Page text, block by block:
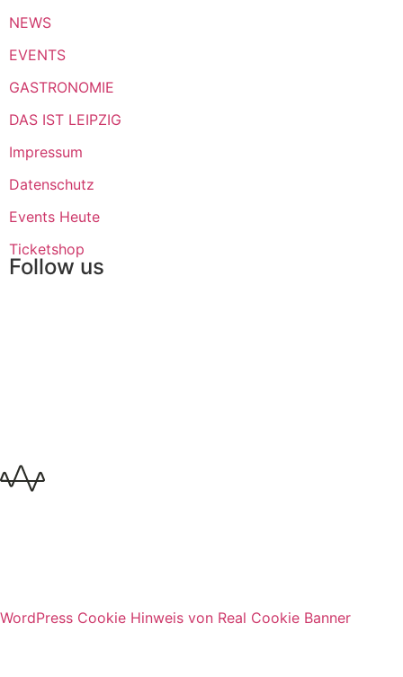
NEWS
EVENTS
GASTRONOMIE
DAS IST LEIPZIG
Impressum
Datenschutz
Events Heute
Ticketshop
Follow us
WordPress Cookie Hinweis von Real Cookie Banner